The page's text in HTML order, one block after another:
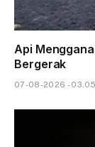
Api
Bergerak
07-08-2026 - 03.05